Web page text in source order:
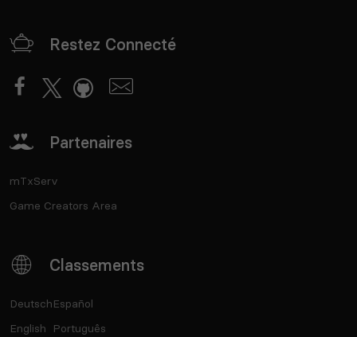
Restez Connecté
Partenaires
mTxServ
Game Creators Area
Classements
Deutsch
English
Español
Português